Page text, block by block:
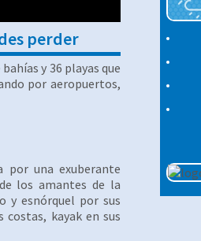
perder
y 36 playas que
por aeropuertos,
por una exuberante
los amantes de la
y esnórquel por sus
costas, kayak en sus